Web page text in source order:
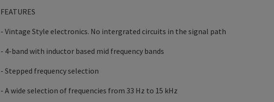
FEATURES
- Vintage Style electronics. No intergrated circuits in the signal path
- 4-band with inductor based mid frequency bands
- Stepped frequency selection
- A wide selection of frequencies from 33 Hz to 15 kHz